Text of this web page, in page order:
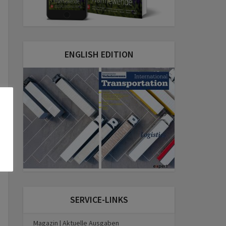
ENGLISH EDITION
SERVICE-LINKS
Magazin | Aktuelle Ausgaben